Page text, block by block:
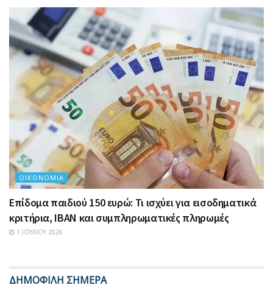
ΟΙΚΟΝΟΜΊΑ
Επίδομα παιδιού 150 ευρώ: Τι ισχύει για εισοδηματικά
κριτήρια, IBAN και συμπληρωματικές πληρωμές
1 ΙΟΥΛΊΟΥ 2026
ΔΗΜΟΦΙΛΗ ΣΗΜΕΡΑ